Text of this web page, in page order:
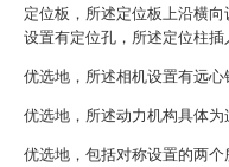
定位板，所述定位板上沿横
设置有定位孔，所述定位柱插
优选地，所述相机设置有远心
优选地，所述动力机构具体为
优选地，包括对称设置的两个